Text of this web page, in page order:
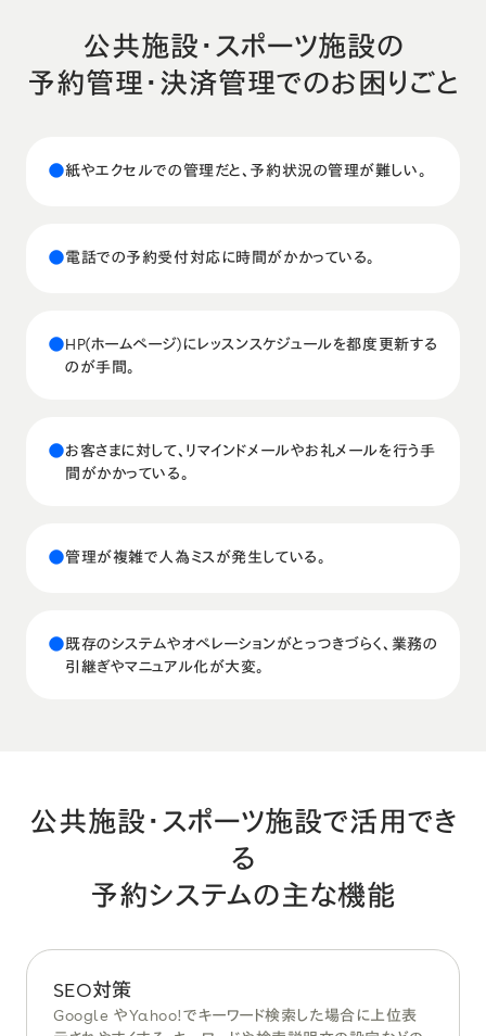
公共施設・スポーツ施設の
予約管理・決済管理でのお困りごと
●紙やエクセルでの管理だと、予約状況の管理が難しい。
●電話での予約受付対応に時間がかかっている。
●HP(ホームページ)にレッスンスケジュールを都度更新する
のが手間。
●お客さまに対して、リマインドメールやお礼メールを行う手
間がかかっている。
●管理が複雑で人為ミスが発生している。
●既存のシステムやオペレーションがとっつきづらく、業務の
引継ぎやマニュアル化が大変。
公共施設・スポーツ施設で活用でき
る
予約システムの主な機能
SEO対策
Google やYahoo!でキーワード検索した場合に上位表